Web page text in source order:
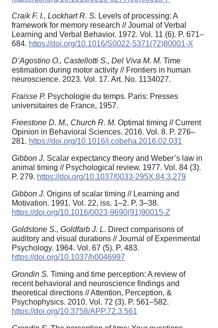
Craik F. I., Lockhart R. S. Levels of processing: A
framework for memory research // Journal of Verbal
Learning and Verbal Behavior. 1972. Vol. 11 (6). P. 671–
684. https://doi.org/10.1016/S0022-5371(72)80001-X
D’Agostino O., Castellotti S., Del Viva M. M. Time
estimation during motor activity // Frontiers in human
neuroscience. 2023. Vol. 17. Art. No. 1134027.
Fraisse P. Psychologie du temps. Paris: Presses
universitaires de France, 1957.
Freestone D. M., Church R. M. Optimal timing // Current
Opinion in Behavioral Sciences. 2016. Vol. 8. P. 276–
281. https://doi.org/10.1016/j.cobeha.2016.02.031
Gibbon J. Scalar expectancy theory and Weber’s law in
animal timing // Psychological review. 1977. Vol. 84 (3).
P. 279. https://doi.org/10.1037/0033-295X.84.3.279
Gibbon J. Origins of scalar timing // Learning and
Motivation. 1991. Vol. 22, iss. 1–2. P. 3–38.
https://doi.org/10.1016/0023-9690(91)90015-Z
Goldstone S., Goldfarb J. L. Direct comparisons of
auditory and visual durations // Journal of Experimental
Psychology. 1964. Vol. 67 (5). P. 483.
https://doi.org/10.1037/h0046997
Grondin S. Timing and time perception: A review of
recent behavioral and neuroscience findings and
theoretical directions // Attention, Perception, &
Psychophysics. 2010. Vol. 72 (3). P. 561–582.
https://doi.org/10.3758/APP.72.3.561